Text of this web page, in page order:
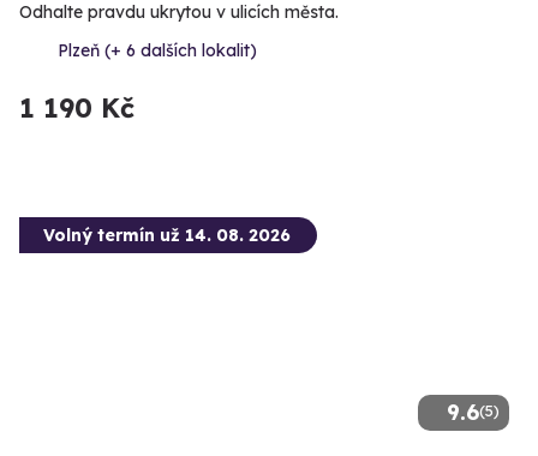
Odhalte pravdu ukrytou v ulicích města.
Plzeň (+ 6 dalších lokalit)
1 190 Kč
9.6(5)
Volný termín už 14. 08. 2026